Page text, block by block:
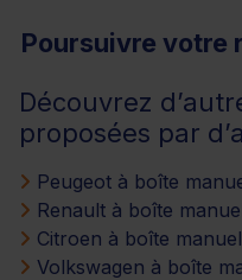
Poursuivre votre
Découvrez
proposées par
Peugeot à boîte
Renault à boîte
Citroen à boîte
Volkswagen à boîte